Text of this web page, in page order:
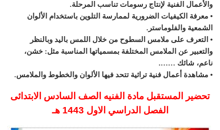
والأعمال الفنية لإنتاج رسومات تناسب المرحلة.
• معرفة الكيفيات الضرورية لممارسة التلوين باستخدام الألوان
الشمعية والفلوماستر.
• التعرف على ملامس السطوح من خلال اللمس باليد وبالنظر
والتعبير عن الملامس المختلفة بمسمياتها المناسبة مثل: خشن،
ناعم، شائك …….
• مشاهدة أعمال فنية تراثية تتحد فيها الألوان والخطوط والملامس.
تحضير المستقبل مادة الفنيه الصف السادس الابتدائى
الفصل الدراسي الاول 1443 هـ